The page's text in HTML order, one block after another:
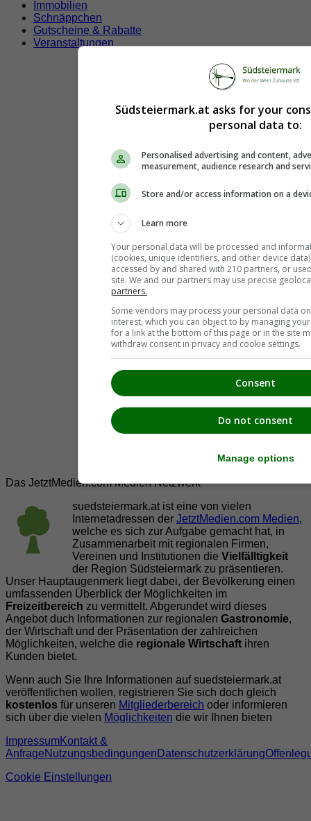
Immobilien
Schnäppchen
Gutscheine & Rabatte
Veranstaltungen
Das JetztMedien.com Medien Netzwerk
suedsteiermark.at ist eine von vielen
Internetadressen der JetztMedien.com Medien,
welche es sich zur Aufgabe gemacht hat, in
Zusammenarbeit mit regionalen Firmen,
Vereinen und Institutionen die Vielfälltigkeit
der Region Südsteiermark zu präsentieren.
Unser Hauptaugenmerk liegt dabei, der Bevölkerung einen
umfassenden Überblick der Möglichkeiten im
Freizeitbereich zu vermittelt. Abgerundet wird dieses
Angebot duch Informationen zur regionalen Gastronomie,
der Wirtschaft und der Präsentation der zahlreichen
Möglichkeiten, welche die regionale Wirtschaft ihren
Kunden bietet.
Wenn auch Sie Ihre Informationen auf suedsteiermark.at
veröffentlichen wollen, registrieren Sie sich doch gleich
kostenlos für unseren Mitgliederbereich oder informieren
sich über die vielen Möglichkeiten die wir Ihnen bieten
ImpressumKontakt &
AnfrageNutzungsbedingungen Datenschutzerklärung
Cookie Einstellungen
Südsteiermark.at asks for your
personal data to:
Personalised advertising and content,
measurement, audience research and
Store and/or access information on a
Learn more
Your personal data will be processed and
(cookies, unique identifiers, and other device
accessed by and shared with 210 partners, or
site. We and our partners may use precise
partners.
Some vendors may process your personal data
interest, which you can object to by managing
for a link at the bottom of this page or in the site
withdraw consent in privacy and cookie settings.
Consent
Do not consent
Manage options